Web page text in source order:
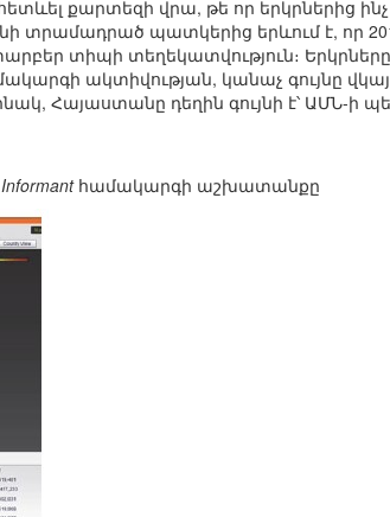
հետևել քարտեզի վրա, թե որ երկրներից ինչ
տրամադրած պատկերից երևում է, որ
տիպի տեղեկատվություն։ Երկրները
ակտիվության, կանաչ գույնը
Հայաստանը դեղին գույնի է՝ ԱՄՆ-ի
համակարգի աշխատանքը